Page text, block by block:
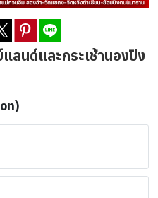
ลนด์และกระเช้านองปิง